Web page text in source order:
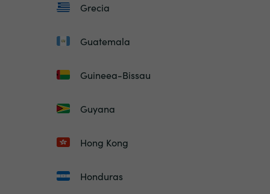
Grecia
Guatemala
Guineea-Bissau
Guyana
Hong Kong
Honduras